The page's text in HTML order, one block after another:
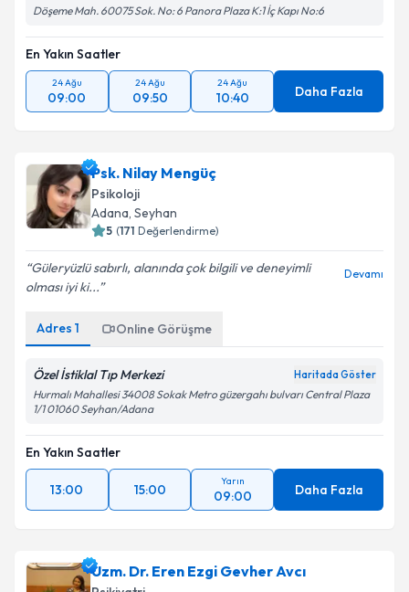
Döşeme Mah. 60075 Sok. No: 6 Panora Plaza K:1 İç Kapı No:6
En Yakın Saatler
24 Ağu
09:00
24 Ağu
09:50
24 Ağu
10:40 Daha Fazla
Psk. Nilay Mengüç
Psikoloji
Adana, Seyhan
5 (171 Değerlendirme)
Güleryüzlü sabırlı, alanında çok bilgili ve deneyimli
olması iyi ki...
Devamı
Adres 1 Online Görüşme
Özel İstiklal Tıp Merkezi Haritada Göster
Hurmalı Mahallesi 34008 Sokak Metro güzergahı bulvarı Central Plaza
1/1 01060 Seyhan/Adana
En Yakın Saatler
13:00 15:00
Yarın
09:00 Daha Fazla
Uzm. Dr. Eren Ezgi Gevher Avcı